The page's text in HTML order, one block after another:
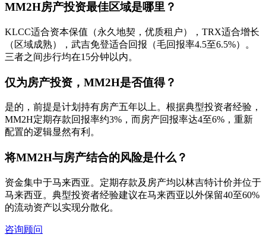
MM2H房产投资最佳区域是哪里？
KLCC适合资本保值（永久地契，优质租户），TRX适合增长
（区域成熟），武吉免登适合回报（毛回报率4.5至6.5%）。
三者之间步行均在15分钟以内。
仅为房产投资，MM2H是否值得？
是的，前提是计划持有房产五年以上。根据典型投资者经验，
MM2H定期存款回报率约3%，而房产回报率达4至6%，重新
配置的逻辑显然有利。
将MM2H与房产结合的风险是什么？
资金集中于马来西亚。定期存款及房产均以林吉特计价并位于
马来西亚。典型投资者经验建议在马来西亚以外保留40至60%
的流动资产以实现分散化。
咨询顾问